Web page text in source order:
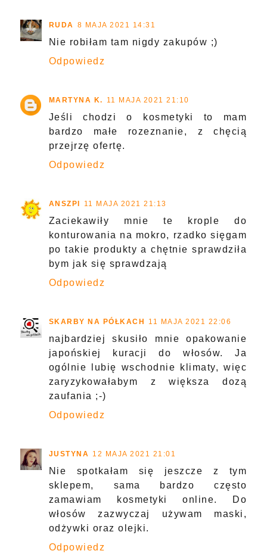
RUDA 8 MAJA 2021 14:31
Nie robiłam tam nigdy zakupów ;)
Odpowiedz
MARTYNA K. 11 MAJA 2021 21:10
Jeśli chodzi o kosmetyki to mam
bardzo małe rozeznanie, z chęcią
przejrzę ofertę.
Odpowiedz
ANSZPI 11 MAJA 2021 21:13
Zaciekawiły mnie te krople do
konturowania na mokro, rzadko sięgam
po takie produkty a chętnie sprawdziła
bym jak się sprawdzają
Odpowiedz
SKARBY NA PÓŁKACH 11 MAJA 2021 22:06
najbardziej skusiło mnie opakowanie
japońskiej kuracji do włosów. Ja
ogólnie lubię wschodnie klimaty, więc
zaryzykowałabym z większa dozą
zaufania ;-)
Odpowiedz
JUSTYNA 12 MAJA 2021 21:01
Nie spotkałam się jeszcze z tym
sklepem, sama bardzo często
zamawiam kosmetyki online. Do
włosów zazwyczaj używam maski,
odżywki oraz olejki.
Odpowiedz